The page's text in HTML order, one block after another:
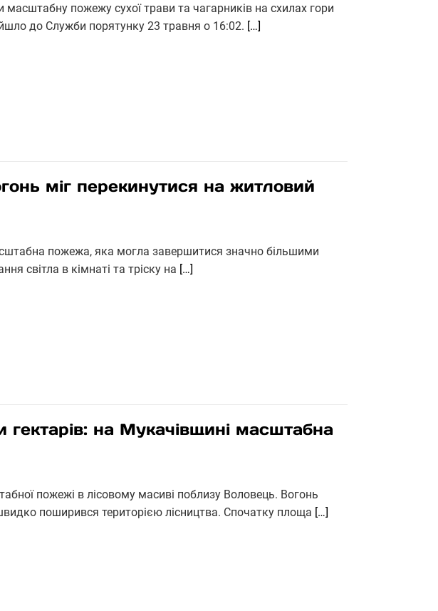
масштабну пожежу сухої трави та чагарників на схилах гори
до Служби порятунку 23 травня о 16:02. […]
міг перекинутися на житловий
пожежа, яка могла завершитися значно більшими
світла в кімнаті та тріску на […]
гектарів: на Мукачівщині масштабна
пожежі в лісовому масиві поблизу Воловець. Вогонь
поширився територією лісництва. Спочатку площа […]